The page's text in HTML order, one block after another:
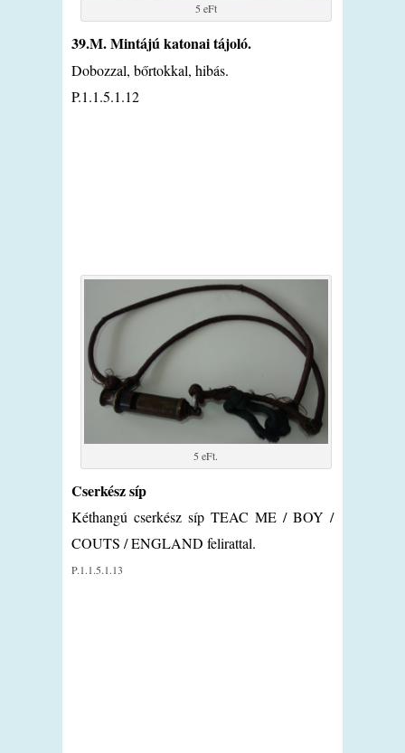
5 eFt
39.M. Mintájú katonai tájoló.
Dobozzal, bőrtokkal, hibás.
P.1.1.5.1.12
5 eFt.
Cserkész síp
Kéthangú cserkész síp TEAC ME / BOY /
COUTS / ENGLAND felirattal.
P.1.1.5.1.13